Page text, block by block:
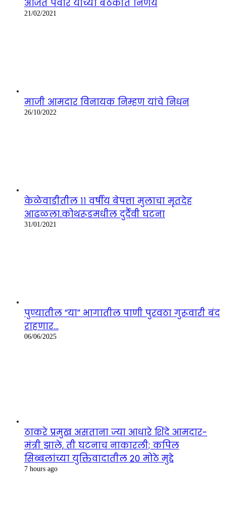
अजित पवार यांच्या बैठकीत निर्णय
21/02/2021
माजी आमदार विनायक निम्हण यांचे निधन
26/10/2022
केळेवाडीतील ११ वर्षीय बेपत्ता मुलाचा मृतदेह
आढळला.कोथरूडमधील दुर्दैवी घटना
31/01/2021
पुण्यातील “या” भागातील पाणी पुरवठा गुरूवारी बंद
राहणार…
06/06/2025
ठाकरे प्रमुख असताना ज्या आधारे शिंदे आमदार-
मंत्री झाले, ती घटनाच नाकारली; कपिल
सिब्बलांच्या युक्तिवादातील 20 मोठे मुद्दे
7 hours ago